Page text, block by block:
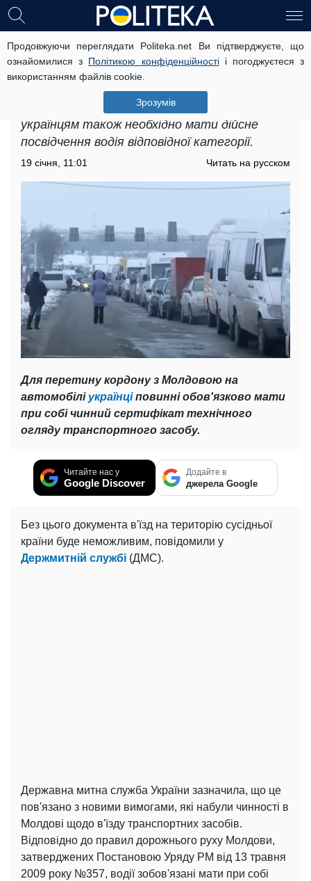
Продовжуючи переглядати Politeka.net Ви підтверджуєте, що
ознайомилися з Політикою конфіденційностіі погоджуєтеся з
використанням файлів cookie.
Зрозумів
Українцям повідомили про нові
правила перетину кордону: без яких
документів не пропустять
Для безперешкодного перетину кордону
українцям також необхідно мати дійсне
посвідчення водія відповідної категорії.
19 січня, 11:01 Читать на русском
Для перетину кордону з Молдовою на
автомобілі українціповинні обов'язково мати
при собі чинний сертифікат технічного
огляду транспортного засобу.
Читайте нас у
Google Discover
Додайте в
джерела Google
Без цього документа в'їзд на територію сусідньої
країни буде неможливим, повідомили у
Держмитній службі (ДМС).
Державна митна служба України зазначила, що це
пов'язано з новими вимогами, які набули чинності в
Молдові щодо в'їзду транспортних засобів.
Відповідно до правил дорожнього руху Молдови,
затверджених Постановою Уряду РМ від 13 травня
2009 року №357, водії зобов'язані мати при собі